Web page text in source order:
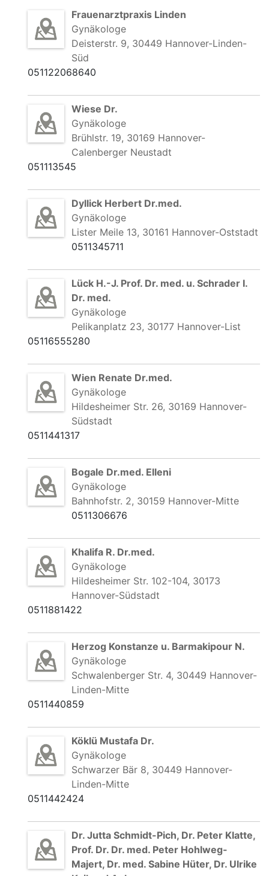
Frauenarztpraxis Linden
Gynäkologe
Deisterstr. 9, 30449 Hannover-Linden-
Süd
051122068640
Wiese Dr.
Gynäkologe
Brühlstr. 19, 30169 Hannover-
Calenberger Neustadt
051113545
Dyllick Herbert Dr.med.
Gynäkologe
Lister Meile 13, 30161 Hannover-Oststadt
0511345711
Lück H.-J. Prof. Dr. med. u. Schrader I.
Dr. med.
Gynäkologe
Pelikanplatz 23, 30177 Hannover-List
05116555280
Wien Renate Dr.med.
Gynäkologe
Hildesheimer Str. 26, 30169 Hannover-
Südstadt
0511441317
Bogale Dr.med. Elleni
Gynäkologe
Bahnhofstr. 2, 30159 Hannover-Mitte
0511306676
Khalifa R. Dr.med.
Gynäkologe
Hildesheimer Str. 102-104, 30173
Hannover-Südstadt
0511881422
Herzog Konstanze u. Barmakipour N.
Gynäkologe
Schwalenberger Str. 4, 30449 Hannover-
Linden-Mitte
0511440859
Köklü Mustafa Dr.
Gynäkologe
Schwarzer Bär 8, 30449 Hannover-
Linden-Mitte
0511442424
Dr. Jutta Schmidt-Pich, Dr. Peter Klatte,
Prof. Dr. Dr. med. Peter Hohlweg-
Majert, Dr. med. Sabine Hüter, Dr. Ulrike